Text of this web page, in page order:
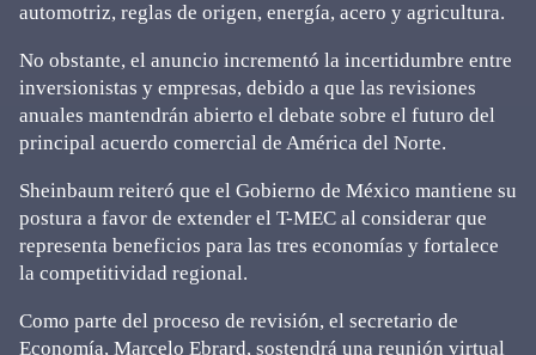
automotriz, reglas de origen, energía, acero y agricultura.
No obstante, el anuncio incrementó la incertidumbre entre
inversionistas y empresas, debido a que las revisiones
anuales mantendrán abierto el debate sobre el futuro del
principal acuerdo comercial de América del Norte.
Sheinbaum reiteró que el Gobierno de México mantiene su
postura a favor de extender el T-MEC al considerar que
representa beneficios para las tres economías y fortalece
la competitividad regional.
Como parte del proceso de revisión, el secretario de
Economía, Marcelo Ebrard, sostendrá una reunión virtual